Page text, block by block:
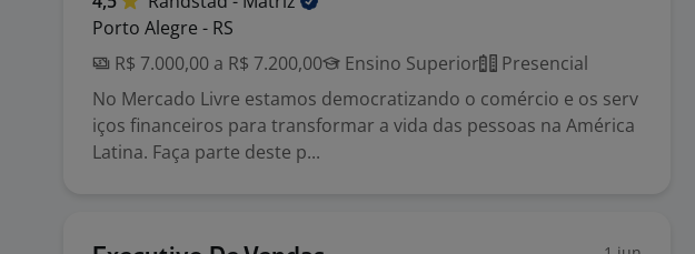
Porto Alegre - RS
R$ 7.000,00 a R$ 7.200,00
Ensino Superior
Presencial
No Mercado Livre estamos democratizando o comércio e os serv
iços financeiros para transformar a vida das pessoas na América
Latina. Faça parte deste p...